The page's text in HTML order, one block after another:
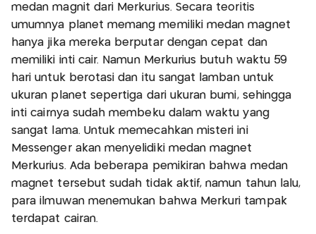
medan magnit dari Merkurius. Secara teoritis
umumnya planet memang memiliki medan magnet
hanya jika mereka berputar dengan cepat dan
memiliki inti cair. Namun Merkurius butuh waktu 59
hari untuk berotasi dan itu sangat lamban untuk
ukuran planet sepertiga dari ukuran bumi, sehingga
inti cairnya sudah membeku dalam waktu yang
sangat lama. Untuk memecahkan misteri ini
Messenger akan menyelidiki medan magnet
Merkurius. Ada beberapa pemikiran bahwa medan
magnet tersebut sudah tidak aktif, namun tahun lalu,
para ilmuwan menemukan bahwa Merkuri tampak
terdapat cairan.